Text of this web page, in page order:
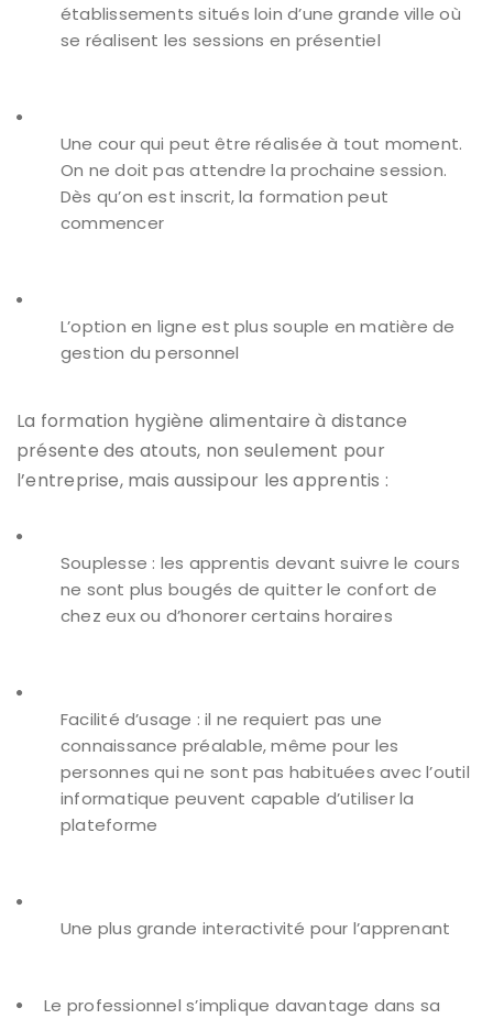
établissements situés loin d’une grande ville où
se réalisent les sessions en présentiel
Une cour qui peut être réalisée à tout moment.
On ne doit pas attendre la prochaine session.
Dès qu’on est inscrit, la formation peut
commencer
L’option en ligne est plus souple en matière de
gestion du personnel
La formation hygiène alimentaire à distance
présente des atouts, non seulement pour
l’entreprise, mais aussipour les apprentis :
Souplesse : les apprentis devant suivre le cours
ne sont plus bougés de quitter le confort de
chez eux ou d’honorer certains horaires
Facilité d’usage : il ne requiert pas une
connaissance préalable, même pour les
personnes qui ne sont pas habituées avec l’outil
informatique peuvent capable d’utiliser la
plateforme
Une plus grande interactivité pour l’apprenant
Le professionnel s’implique davantage dans sa